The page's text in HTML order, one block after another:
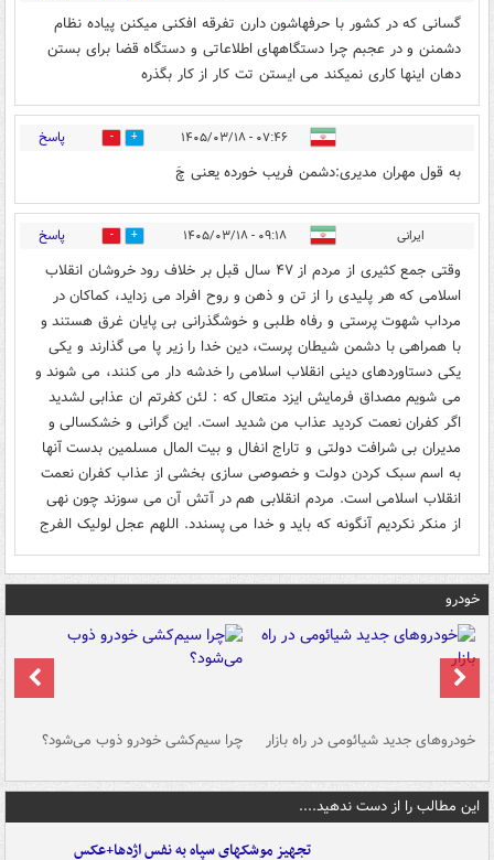
گسانی که در کشور با حرفهاشون دارن تفرقه افکنی میکنن پیاده نظام
دشمنن و در عجبم چرا دستگاههای اطلاعاتی و دستگاه قضا برای بستن
دهان اینها کاری نمیکند می ایستن تت کار از کار بگذره
۰۷:۴۶ - ۱۴۰۵/۰۳/۱۸ 0 پاسخ
به قول مهران مدیری:دشمن فریب خورده یعنی چَ
ایرانی ۰۹:۱۸ - ۱۴۰۵/۰۳/۱۸ 0 پاسخ
وقتی جمع کثیری از مردم از ۴۷ سال قبل بر خلاف رود خروشان انقلاب
اسلامی که هر پلیدی را از تن و ذهن و روح افراد می زداید، کماکان در
مرداب شهوت پرستی و رفاه طلبی و خوشگذرانی بی پایان غرق هستند و
با همراهی با دشمن شیطان پرست، دین خدا را زیر پا می گذارند و یکی
یکی دستاوردهای دینی انقلاب اسلامی را خدشه دار می کنند، می شوند و
می شویم مصداق فرمایش ایزد متعال که : لئن کفرتم ان عذابی لشدید
اگر کفران نعمت کردید عذاب من شدید است. این گرانی و خشکسالی و
مدیران بی شرافت دولتی و تاراج انفال و بیت المال مسلمین بدست آنها
به اسم سبک کردن دولت و خصوصی سازی بخشی از عذاب کفران نعمت
انقلاب اسلامی است. مردم انقلابی هم در آتش آن می سوزند چون نهی
از منکر نکردیم آنگونه که باید و خدا می پسندد. اللهم عجل لولیک الفرج
خودرو
خودروهای جدید شیائومی در راه بازار چرا سیم‌کشی خودرو ذوب می‌شود؟
این مطالب را از دست ندهید....
تجهیز موشکهای سپاه به نفس اژدها+عکس